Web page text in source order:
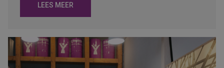
LEES MEER